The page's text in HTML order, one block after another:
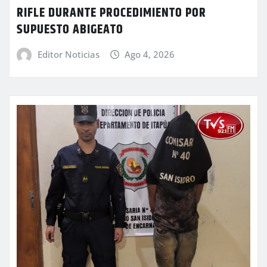
RIFLE DURANTE PROCEDIMIENTO POR
SUPUESTO ABIGEATO
Editor Noticias Ago 4, 2026